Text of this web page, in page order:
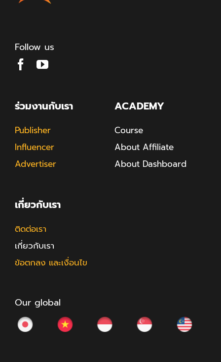
Follow us
ร่วมงานกับเรา
Publisher
Influencer
Advertiser
ACADEMY
Course
About Affiliate
About Dashboard
เกี่ยวกับเรา
ติดต่อเรา
เกี่ยวกับเรา
ข้อตกลง และเงื่อนไข
Our global